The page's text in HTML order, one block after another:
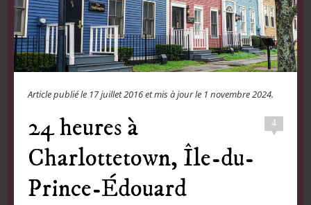
Article publié le 17 juillet 2016et mis à jour le 1 novembre 2024.
4
24 heures à
Charlottetown, Île-du-
Prince-Édouard